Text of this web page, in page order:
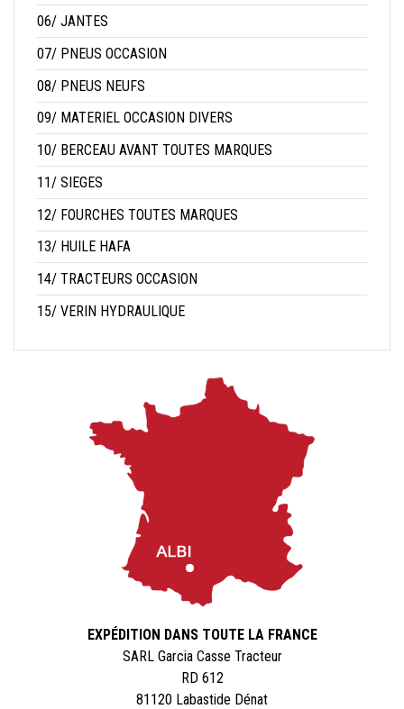
06/ JANTES
07/ PNEUS OCCASION
08/ PNEUS NEUFS
09/ MATERIEL OCCASION DIVERS
10/ BERCEAU AVANT TOUTES MARQUES
11/ SIEGES
12/ FOURCHES TOUTES MARQUES
13/ HUILE HAFA
14/ TRACTEURS OCCASION
15/ VERIN HYDRAULIQUE
EXPÉDITION DANS TOUTE LA FRANCE
SARL Garcia Casse Tracteur
RD 612
81120 Labastide Dénat